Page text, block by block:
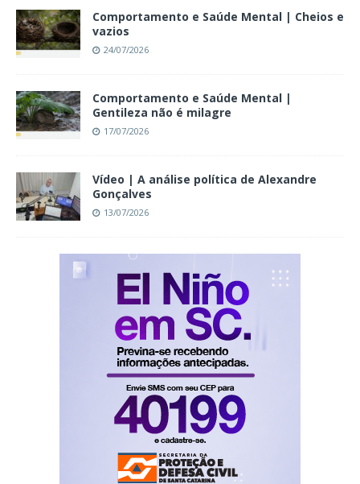
Comportamento e Saúde Mental | Cheios e
vazios
24/07/2026
Comportamento e Saúde Mental |
Gentileza não é milagre
17/07/2026
Vídeo | A análise política de Alexandre
Gonçalves
13/07/2026